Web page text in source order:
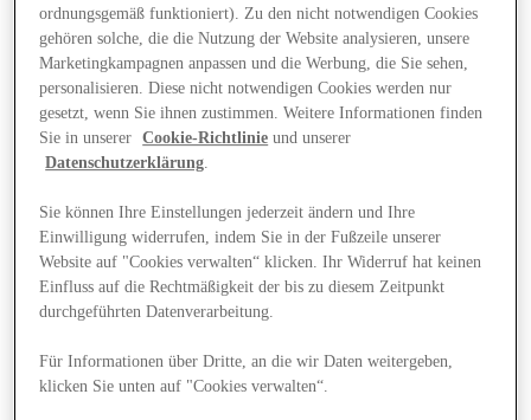
Angebote
ordnungsgemäß funktioniert). Zu den nicht notwendigen Cookies
gehören solche, die die Nutzung der Website analysieren, unsere
Marketingkampagnen anpassen und die Werbung, die Sie sehen,
personalisieren. Diese nicht notwendigen Cookies werden nur
gesetzt, wenn Sie ihnen zustimmen. Weitere Informationen finden
Sie in unserer
Cookie-Richtlinie und unserer
Datenschutzerklärung.
Sie können Ihre Einstellungen jederzeit ändern und Ihre
Einwilligung widerrufen, indem Sie in der Fußzeile unserer
Website auf "Cookies verwalten“ klicken. Ihr Widerruf hat keinen
Einfluss auf die Rechtmäßigkeit der bis zu diesem Zeitpunkt
durchgeführten Datenverarbeitung.
Für Informationen über Dritte, an die wir Daten weitergeben,
klicken Sie unten auf "Cookies verwalten“.